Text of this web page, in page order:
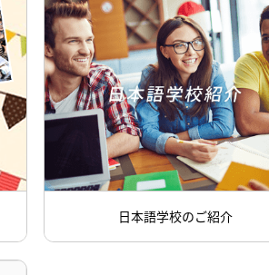
日本語学校のご紹介